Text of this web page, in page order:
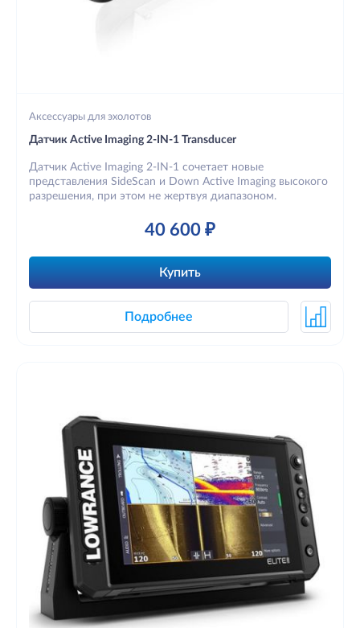
Аксессуары для эхолотов
Датчик Active Imaging 2-IN-1 Transducer
Датчик Active Imaging 2-IN-1 сочетает новые
представления SideScan и Down Active Imaging высокого
разрешения, при этом не жертвуя диапазоном.
40 600 ₽
Купить
Подробнее